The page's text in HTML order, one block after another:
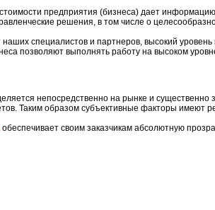
предприятия (бизнеса) дает
решения, в том числе о
специалистов и партнеров, высокий уровень
позволяют выполнять работу на высоком
непосредственно на рынке и существенно
Таким образом субъективные факторы
обеспечивает своим заказчикам абсолютную